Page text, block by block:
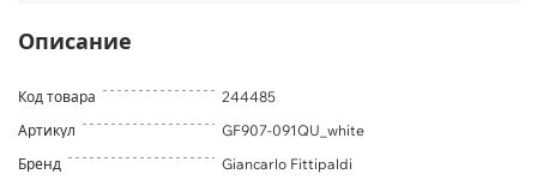
Описание
Код товара
244485
Артикул
GF907-091QU_white
Бренд
Giancarlo Fittipaldi